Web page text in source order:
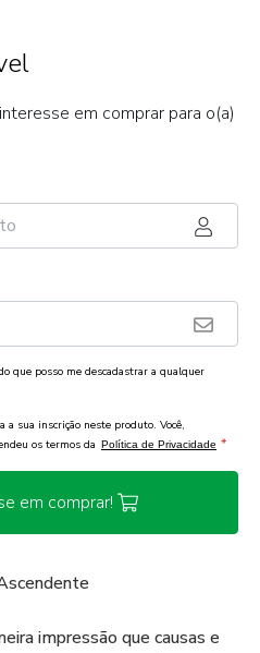
em comprar para o(a)
que posso me descadastrar a qualquer
a sua inscrição neste produto. Você,
os termos da Política de Privacidade *
em comprar!
impressão que causas e